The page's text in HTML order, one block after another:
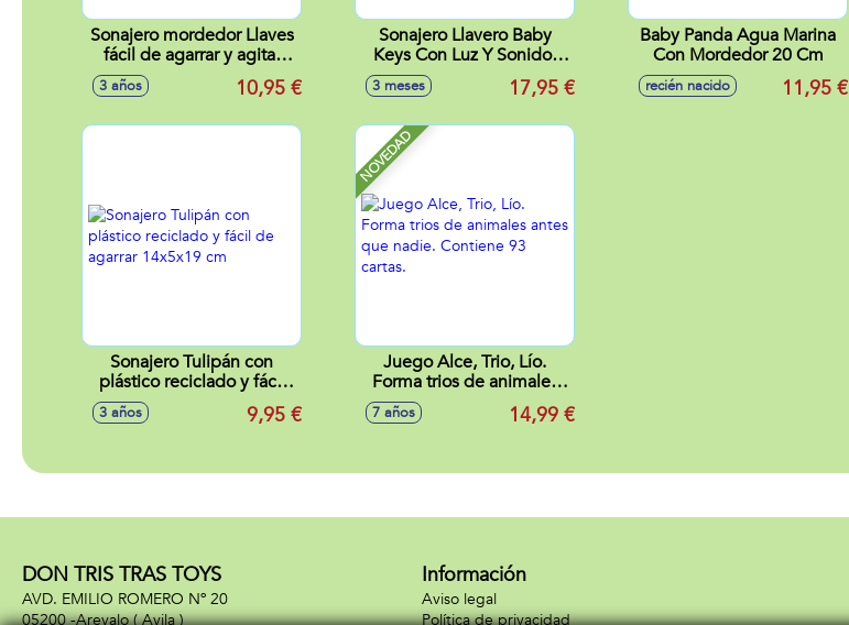
Sonajero mordedor Llaves
fácil de agarrar y agitar
3 años 10,95 €
Sonajero Llavero Baby
Keys Con Luz Y Sonido.
18x8x7 cm
3 meses 17,95 €
Baby Panda Agua Marina
Con Mordedor 20 Cm
recién nacido 11,95 €
Sonajero Tulipán con
plástico reciclado y fácil
de agarrar 14x5x19 cm
3 años 9,95 €
NOVEDAD
Juego Alce, Trio, Lío.
Forma trios de animales
antes que nadie. Contiene
7 años 14,99 €
DON TRIS TRAS TOYS
AVD. EMILIO ROMERO Nº 20
05200 -Arevalo( Avila )
Información
Aviso legal
Política de privacidad